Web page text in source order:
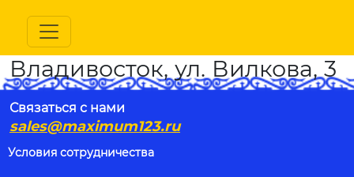
Владивосток, ул. Вилкова, 3
Связаться с нами
sales@maximum123.ru
Условия сотрудничества